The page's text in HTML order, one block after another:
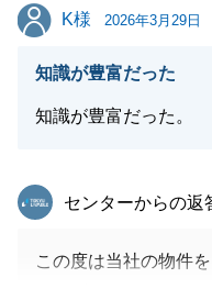
K様
K様 2026年3月29日
知識が豊富だった
知識が豊富だった。
東急リバブル
センターからの返
この度は当社の物件